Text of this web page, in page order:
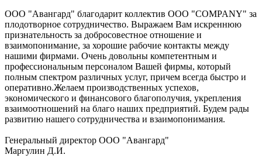
ООО "Авангард" благодарит коллектив ООО "COMPANY" за
плодотворное сотрудничество. Выражаем Вам искреннюю
признательность за добросовестное отношение и
взаимопонимание, за хорошие рабочие контакты между
нашими фирмами. Очень довольны компетентным и
профессиональным персоналом Вашей фирмы, который
полным спектром различных услуг, причем всегда быстро и
оперативно.Желаем производственных успехов,
экономического и финансового благополучия, укрепления
взаимоотношений на благо наших предприятий. Будем рады
развитию нашего сотрудничества и взаимопонимания.
Генеральный директор ООО "Авангард"
Маргулин Д.И.